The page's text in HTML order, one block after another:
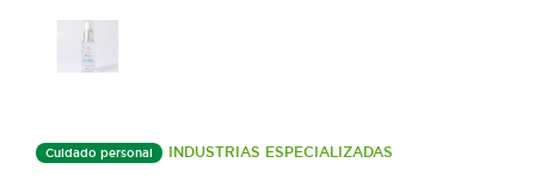
Cuidado personal INDUSTRIAS ESPECIALIZADAS